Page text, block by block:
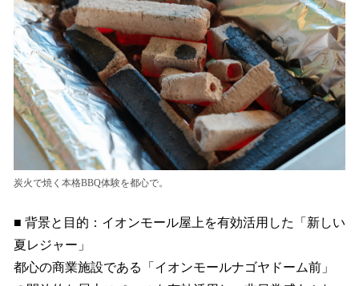
炭火で焼く本格BBQ体験を都心で。
■ 背景と目的：イオンモール屋上を有効活用した「新しい
夏レジャー」
都心の商業施設である「イオンモールナゴヤドーム前」